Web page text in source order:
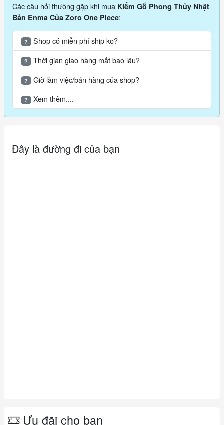
Các câu hỏi thường gặp khi mua Kiếm Gỗ Phong Thủy Nhật
Bản Enma Của Zoro One Piece:
? Shop có miễn phí ship ko?
? Thời gian giao hàng mất bao lâu?
? Giờ làm việc/bán hàng của shop?
? Xem thêm....
Đây là đường đi của bạn
Ưu đãi cho bạn